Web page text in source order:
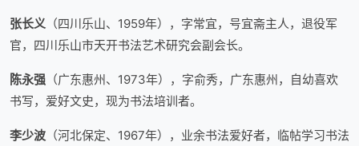
张长义 （四川乐山、1959年），字常宜，号宜斋主人，退役军
官，四川乐山市天开书法艺术研究会副会长。
陈永强 （广东惠州、1973年），字俞秀，广东惠州，自幼喜欢
书写，爱好文史，现为书法培训者。
李少波 （河北保定、1967年），业余书法爱好者，临帖学习书法